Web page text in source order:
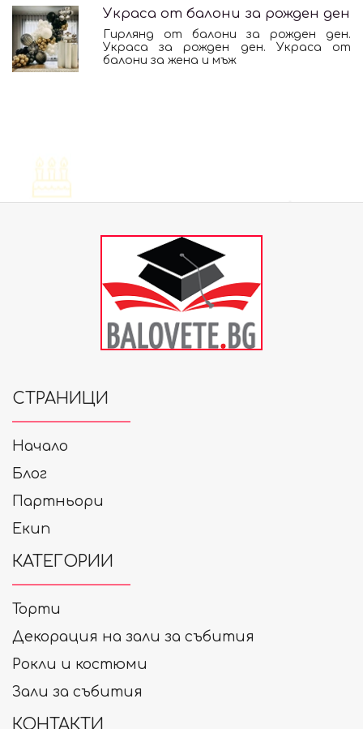
Украса от балони за рожден ден
Гирлянд от балони за рожден ден.
Украса за рожден ден. Украса от
балони за жена и мъж
СТРАНИЦИ
Начало
Блог
Партньори
Екип
КАТЕГОРИИ
Торти
Декорация на зали за събития
Рокли и костюми
Зали за събития
КОНТАКТИ